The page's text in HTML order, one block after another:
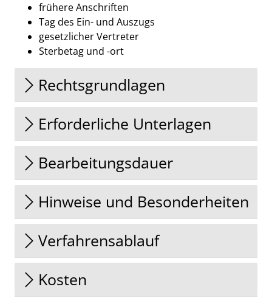
frühere Anschriften
Tag des Ein- und Auszugs
gesetzlicher Vertreter
Sterbetag und -ort
Rechtsgrundlagen
Erforderliche Unterlagen
Bearbeitungsdauer
Hinweise und Besonderheiten
Verfahrensablauf
Kosten